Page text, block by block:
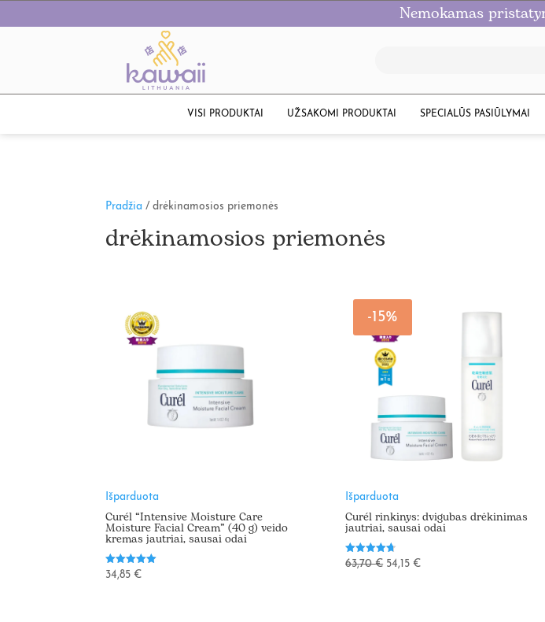
Nemokamas
VISI PRODUKTAI UŽSAKOMI PRODUKTAI SPECIALŪS PASIŪLYMAI
Pradžia / drėkinamosios priemonės
drėkinamosios priemonės
Išparduota
Curél “Intensive Moisture Care
Moisture Facial Cream” (40 g) veido
kremas jautriai, sausai odai
Įvertinimas:
5.00
34,85€
-15%
Išparduota
Curél rinkinys: dvigubas drėkinimas
jautriai, sausai odai
Įvertinimas:
4.67
63,70€ Original
54,15€Current